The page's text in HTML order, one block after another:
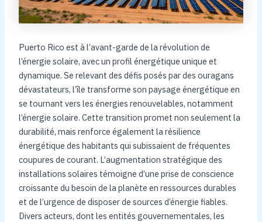
Puerto Rico est à l’avant-garde de la révolution de
l’énergie solaire, avec un profil énergétique unique et
dynamique. Se relevant des défis posés par des ouragans
dévastateurs, l’île transforme son paysage énergétique en
se tournant vers les énergies renouvelables, notamment
l’énergie solaire. Cette transition promet non seulement la
durabilité, mais renforce également la résilience
énergétique des habitants qui subissaient de fréquentes
coupures de courant. L’augmentation stratégique des
installations solaires témoigne d’une prise de conscience
croissante du besoin de la planète en ressources durables
et de l’urgence de disposer de sources d’énergie fiables.
Divers acteurs, dont les entités gouvernementales, les